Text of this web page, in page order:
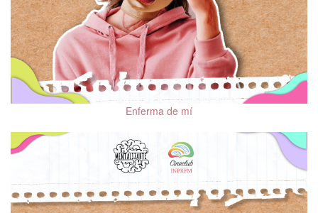
Salud mental y VIH
Sexualidad y salud
mental
Salud mental y
climaterio
Salud mental en la
persona mayor
neurodesarrollo en la
infancia y la edad adulta
Enferma de mí